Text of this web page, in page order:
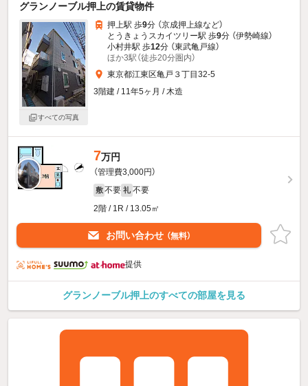
グランノーブル押上の賃貸物件
すべての写真
押上駅 歩9分 （京成押上線など）
とうきょうスカイツリー駅 歩9分 （伊勢崎線）
小村井駅 歩12分 （東武亀戸線）
ほか3駅（徒歩20分圏内）
東京都江東区亀戸３丁目32-5
3階建 / 11年5ヶ月 / 木造
7万円
（管理費3,000円）
敷 不要 礼 不要
2階 / 1R / 13.05㎡
お問い合わせ （無料）
提供
グランノーブル押上のすべての部屋を見る